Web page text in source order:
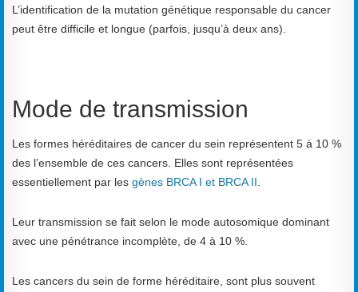
L’identification de la mutation génétique responsable du cancer
peut être difficile et longue (parfois, jusqu’à deux ans).
Mode de transmission
Les formes héréditaires de cancer du sein représentent 5 à 10 %
des l’ensemble de ces cancers. Elles sont représentées
essentiellement par les gènes BRCA I et BRCA II.
Leur transmission se fait selon le mode autosomique dominant
avec une pénétrance incomplète, de 4 à 10 %.
Les cancers du sein de forme héréditaire, sont plus souvent